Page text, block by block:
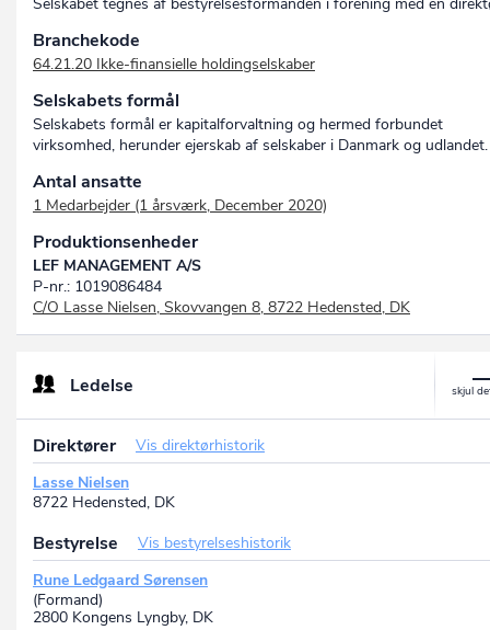
Branchekode
64.21.20 Ikke-finansielle holdingselskaber
Selskabets formål
Selskabets formål er kapitalforvaltning og hermed forbundet
virksomhed, herunder ejerskab af selskaber i Danmark og udlandet.
Antal ansatte
1 Medarbejder (1 årsværk, December 2020)
Produktionsenheder
LEF MANAGEMENT A/S
P-nr.: 1019086484
C/O Lasse Nielsen, Skovvangen 8, 8722 Hedensted, DK
Ledelse
Direktører
Vis direktørhistorik
Lasse Nielsen
8722 Hedensted, DK
Bestyrelse
Vis bestyrelseshistorik
Rune Ledgaard Sørensen
(Formand)
2800 Kongens Lyngby, DK